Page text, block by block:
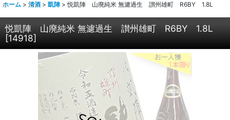
ホーム > 清酒 > 凱陣 > 悦凱陣 山廃純米 無濾過生 讃州雄町 R6BY 1.8L
悦凱陣 山廃純米 無濾過生 讃州雄町 R6BY 1.8L
[14918]